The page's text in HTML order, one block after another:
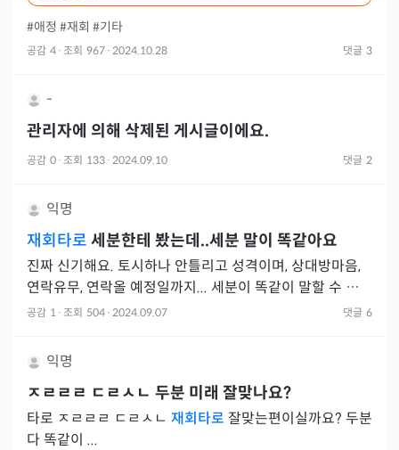
#애정 #재회 #기타
공감 4 · 조회 967 · 2024.10.28 댓글 3
-
관리자에 의해 삭제된 게시글이에요.
공감 0 · 조회 133 · 2024.09.10 댓글 2
익명
재회타로 세분한테 봤는데..세분 말이 똑같아요
진짜 신기해요. 토시하나 안틀리고 성격이며, 상대방마음,
연락유무, 연락올 예정일까지... 세분이 똑같이 말할 수 있나
싶을정도로..^^..놀랬네요..
공감 1 · 조회 504 · 2024.09.07 댓글 6
익명
ㅈㄹㄹㄹ ㄷㄹㅅㄴ 두분 미래 잘맞나요?
타로 ㅈㄹㄹㄹ ㄷㄹㅅㄴ 재회타로 잘맞는편이실까요? 두분
다 똑같이 ...